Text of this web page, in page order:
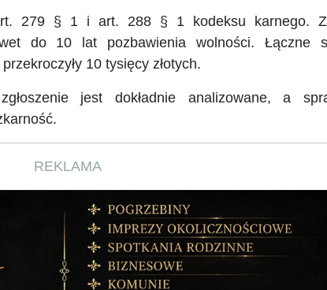
art. 279 § 1 i art. 288 § 1 kodeksu karnego.
do 10 lat pozbawienia wolności. Łączne
10 tysięcy złotych.
jest dokładnie analizowane, a
REKLAMA